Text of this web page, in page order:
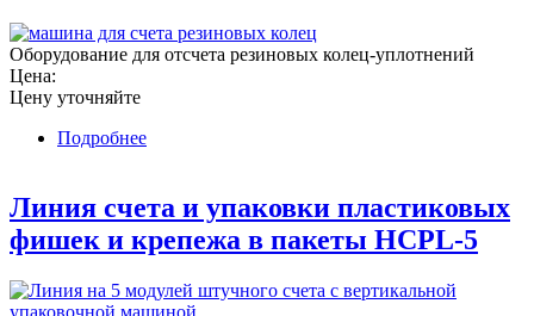
Оборудование для отсчета резиновых колец-уплотнений
Цена:
Цену уточняйте
Подробнее
Линия счета и упаковки пластиковых
фишек и крепежа в пакеты HCPL-5